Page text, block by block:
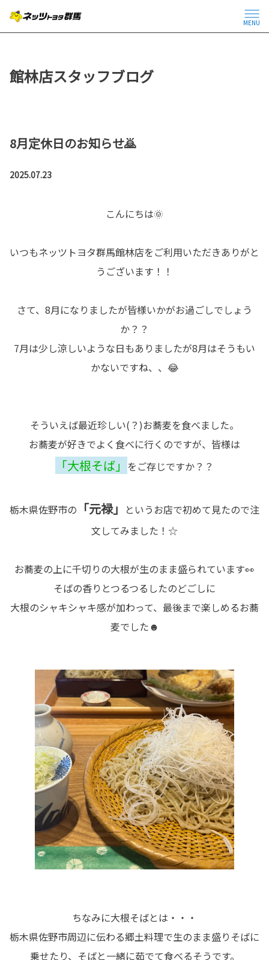
MENU
館林店スタッフブログ
8月定休日のお知らせ🙇
2025.07.23
こんにちは🌞
いつもネッツトヨタ群馬館林店をご利用いただきありがと
うございます！！
さて、8月になりましたが皆様いかがお過ごしでしょう
か？？
7月は少し涼しいような日もありましたが8月はそうもい
かないですね、、😂
そういえば最近珍しい(？)お蕎麦を食べました。
お蕎麦が好きでよく食べに行くのですが、皆様は
「大根そば」 をご存じですか？？
栃木県佐野市の 「元禄」
というお店で初めて見たので注
文してみました！☆
お蕎麦の上に千切りの大根が生のまま盛られています👀
そばの香りとつるつるしたのどごしに
大根のシャキシャキ感が加わって、最後まで楽しめるお蕎
麦でした☻
ちなみに大根そばとは・・・
栃木県佐野市周辺に伝わる郷土料理で生のまま盛りそばに
乗せたり、そばと一緒に茹でて食べるそうです。